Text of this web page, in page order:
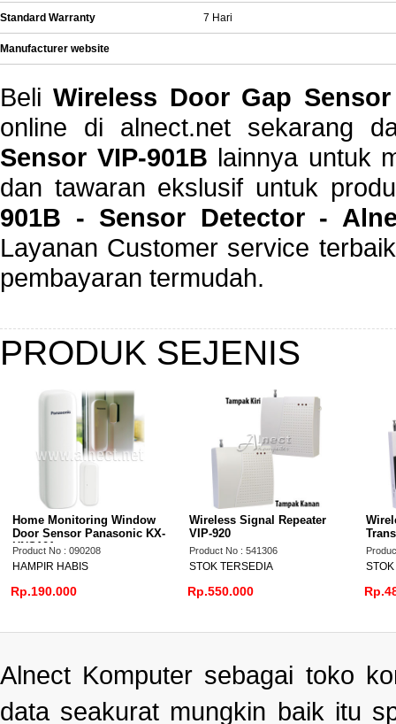
Standard Warranty 7 Hari
Manufacturer website
BeliWireless Door Gap Sensor
online di alnect.net sekarang
Sensor VIP-901B lainnya untuk
dan tawaran ekslusif untuk
901B - Sensor Detector -
Layanan Customer service
pembayaran termudah.
PRODUK SEJENIS
Rp.190.000
Home Monitoring Window
Door Sensor Panasonic KX-
HNS101
Product No : 090208
HAMPIR HABIS
Rp.550.000
Wireless Signal Repeater
VIP-920
Product No : 541306
STOK TERSEDIA
Alnect Komputer sebagai toko
data seakurat mungkin baik itu